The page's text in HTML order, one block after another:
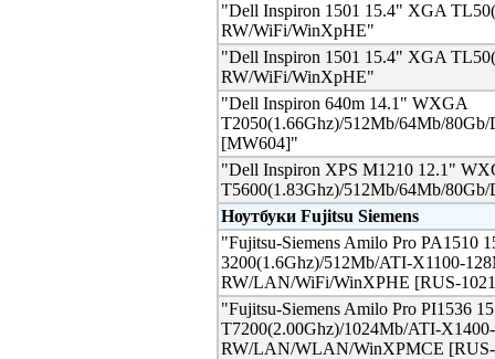
"Dell Inspiron 1501 15.4" XGA
RW/WiFi/WinXpHE"
"Dell Inspiron 1501 15.4" XGA
RW/WiFi/WinXpHE"
"Dell Inspiron 640m 14.1" WXGA
T2050(1.66Ghz)/512Mb/64Mb/
[MW604]"
"Dell Inspiron XPS M1210 12.1"
T5600(1.83Ghz)/512Mb/64Mb/
Ноутбуки Fujitsu Siemens
"Fujitsu-Siemens Amilo Pro PA1510
3200(1.6Ghz)/512Mb/ATI-X1100-
RW/LAN/WiFi/WinXPHE [RUS-
"Fujitsu-Siemens Amilo Pro PI1536
T7200(2.00Ghz)/1024Mb/ATI-
RW/LAN/WLAN/WinXPMCE